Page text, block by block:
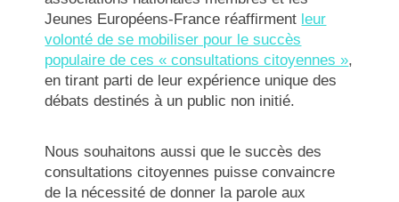
Jeunes Européens-France réaffirment leur
volonté de se mobiliser pour le succès
populaire de ces « consultations citoyennes »,
en tirant parti de leur expérience unique des
débats destinés à un public non initié.
Nous souhaitons aussi que le succès des
consultations citoyennes puisse convaincre
de la nécessité de donner la parole aux